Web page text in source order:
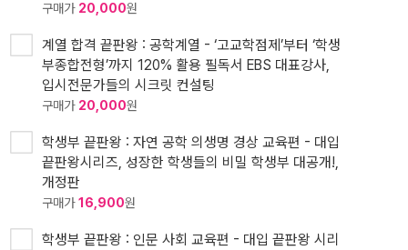
구매가 20,000원
계열 합격 끝판왕 : 공학계열 - ‘고교학점제’부터 ‘학생
부종합전형’까지 120% 활용 필독서 EBS 대표강사,
입시전문가들의 시크릿 컨설팅
구매가 20,000원
학생부 끝판왕 : 자연 공학 의생명 경상 교육편 - 대입
끝판왕시리즈, 성장한 학생들의 비밀 학생부 대공개!,
개정판
구매가16,900원
학생부 끝판왕 : 인문 사회 교육편 - 대입 끝판왕 시리